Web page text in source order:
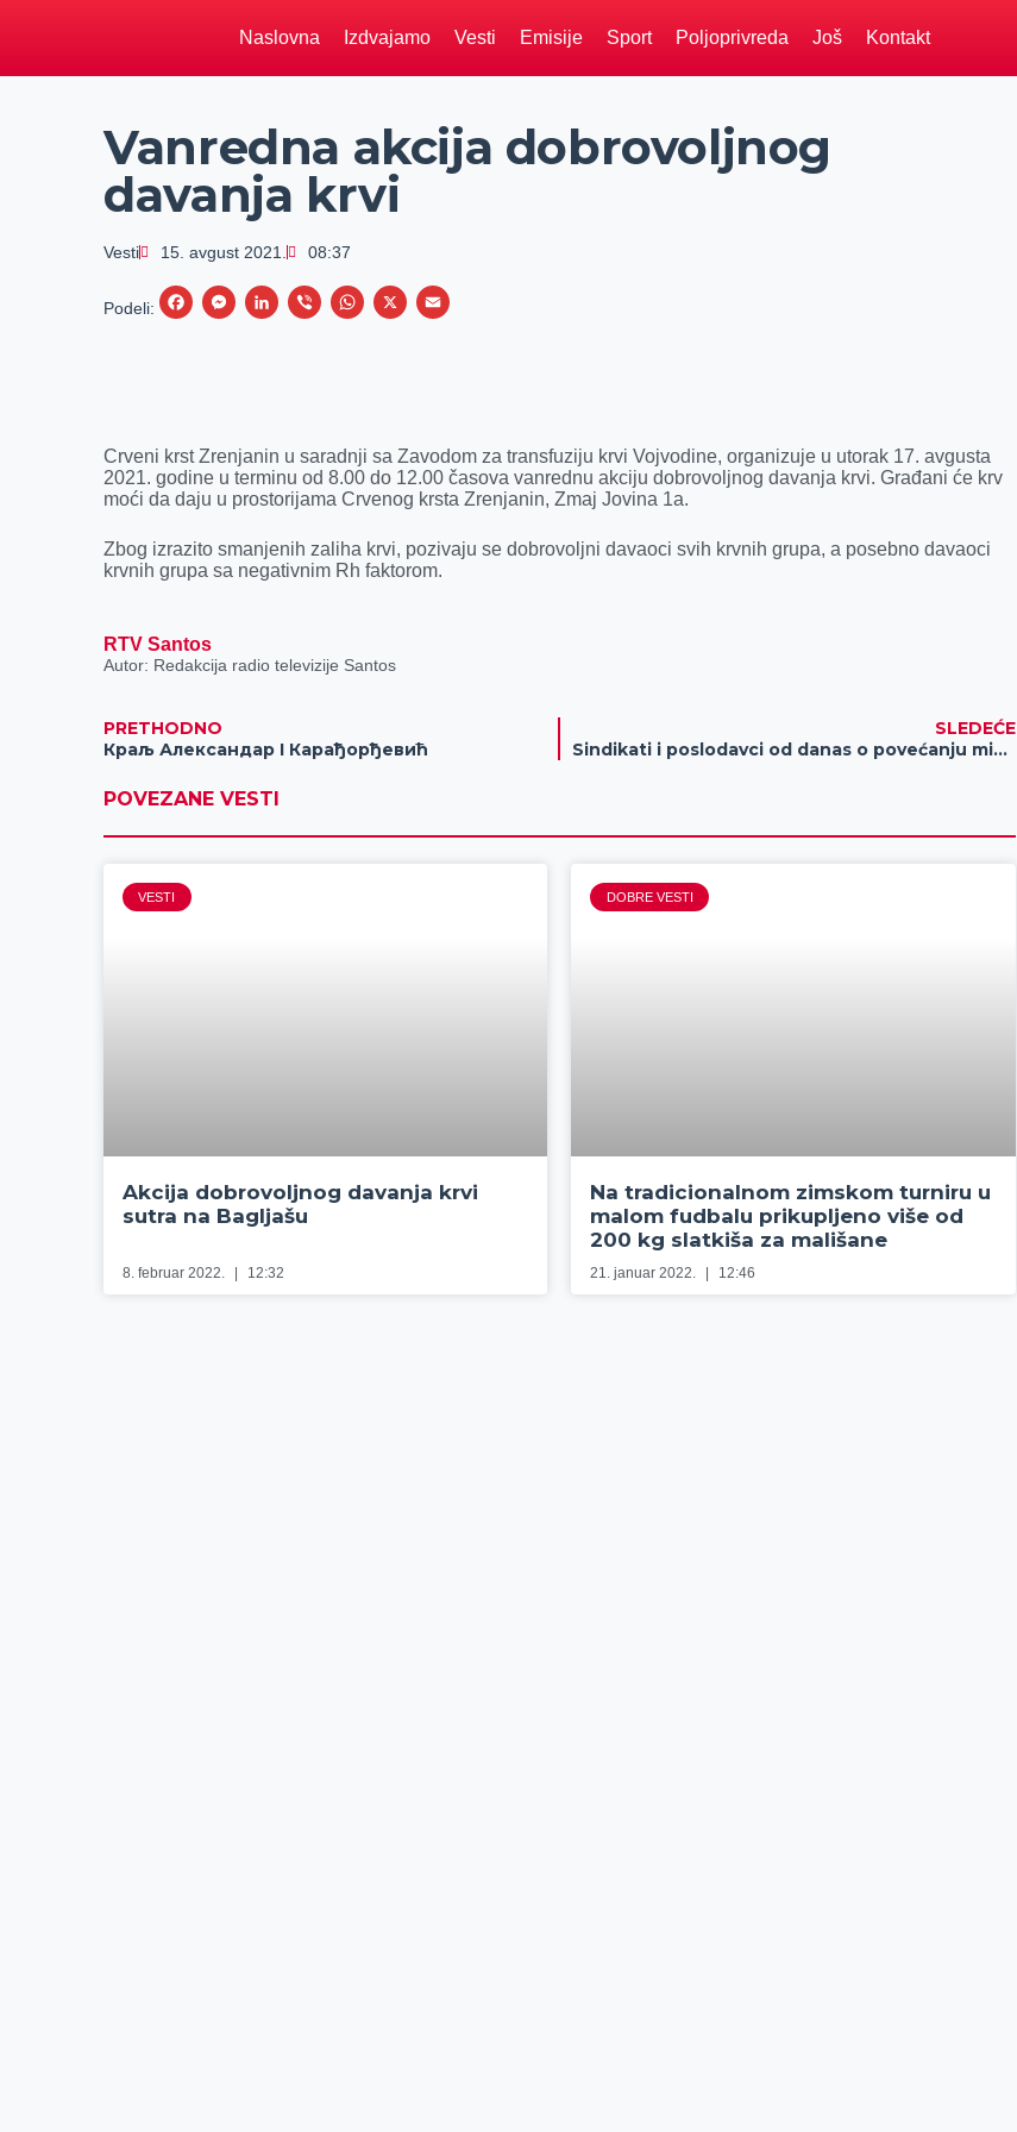
Naslovna Izdvajamo Vesti Emisije Sport Poljoprivreda Još Kontakt
Vanredna akcija dobrovoljnog
davanja krvi
Vesti 15. avgust 2021. 08:37
Podeli:
F
o
o
M
n
g
r
L
d
I
V
W
A
p
X
Crveni krst Zrenjanin u saradnji sa Zavodom za transfuziju krvi Vojvodine, organizuje u utorak 17. avgusta
2021. godine u terminu od 8.00 do 12.00 časova vanrednu akciju dobrovoljnog davanja krvi. Građani će krv
moći da daju u prostorijama Crvenog krsta Zrenjanin, Zmaj Jovina 1a.
Zbog izrazito smanjenih zaliha krvi, pozivaju se dobrovoljni davaoci svih krvnih grupa, a posebno davaoci
krvnih grupa sa negativnim Rh faktorom.
RTV Santos
Autor: Redakcija radio televizije Santos
PRETHODNO
Краљ Александар I Карађорђевић
SLEDEĆE
Sindikati i poslodavci od danas o povećanju minimalne cene rada
POVEZANE VESTI
VESTI
Akcija dobrovoljnog davanja krvi
sutra na Bagljašu
8. februar 2022. 12:32
DOBRE VESTI
Na tradicionalnom zimskom turniru u
malom fudbalu prikupljeno više od
200 kg slatkiša za mališane
21. januar 2022. 12:46